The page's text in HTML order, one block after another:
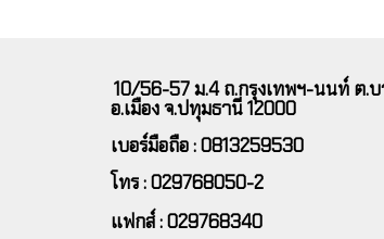
10/56-57 ม.4 ถ.กรุงเทพฯ-นนท์ ต.บ
อ.เมือง จ.ปทุมธานี 12000
เบอร์มือถือ : 0813259530
โทร : 029768050-2
แฟกส์ : 029768340